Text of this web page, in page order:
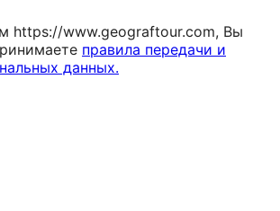
https://www.geograftour.com, Вы
правила передачи и
данных.